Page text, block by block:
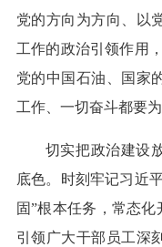
党的方向为方向、以
工作的政治引领作用
党的中国石油、国家
工作、一切奋斗都要为
切实把政治建设
底色。时刻牢记习近
固”根本任务，常态化
引领广大干部员工深